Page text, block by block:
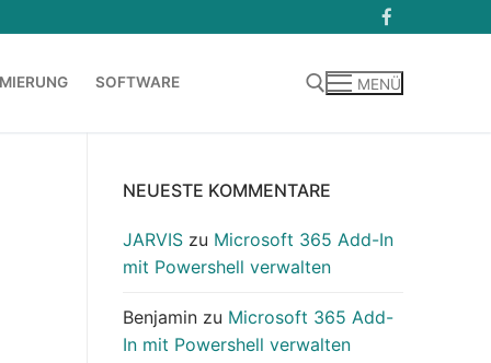
SOFTWARE MENÜ
NEUESTE KOMMENTARE
JARVIS zu Microsoft 365 Add-In
mit Powershell verwalten
Benjamin zu Microsoft 365 Add-
In mit Powershell verwalten